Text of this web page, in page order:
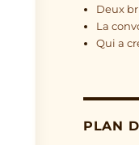
Deux
La
Qui a
PLAN